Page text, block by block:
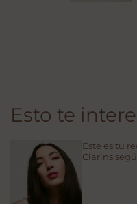
Esto te
Este es tu
Clarins